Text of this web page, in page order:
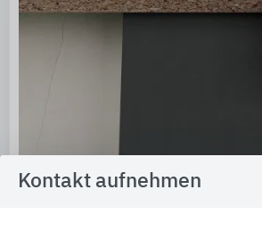
Kontakt aufnehmen